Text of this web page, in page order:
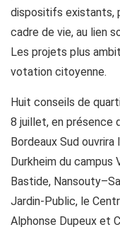
dispositifs existants,
cadre de vie, au lien
Les projets plus
votation citoyenne.
Huit conseils de
8 juillet, en présence
Bordeaux Sud ouvrira
Durkheim du campus
Bastide,
Jardin-Public, le
Alphonse Dupeux et